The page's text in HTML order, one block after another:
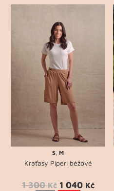
S ,M
Kraťasy Piperi béžové
1 300 Kč 1 040 Kč